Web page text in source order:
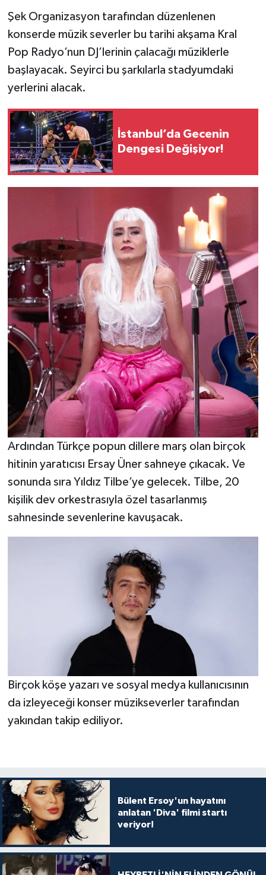
Şek Organizasyon tarafından düzenlenen
konserde müzik severler bu tarihi akşama Kral
Pop Radyo’nun DJ’lerinin çalacağı müziklerle
başlayacak. Seyirci bu şarkılarla stadyumdaki
yerlerini alacak.
İstanbul’da Gecenin
Dengesi Değişiyor!
Ardından Türkçe popun dillere marş olan birçok
hitinin yaratıcısı Ersay Üner sahneye çıkacak. Ve
sonunda sıra Yıldız Tilbe’ye gelecek. Tilbe, 20
kişilik dev orkestrasıyla özel tasarlanmış
sahnesinde sevenlerine kavuşacak.
Birçok köşe yazarı ve sosyal medya kullanıcısının
da izleyeceği konser müzikseverler tarafından
yakından takip ediliyor.
Bülent Ersoy'un hayatını
anlatan 'Diva' filmi startı
veriyor!